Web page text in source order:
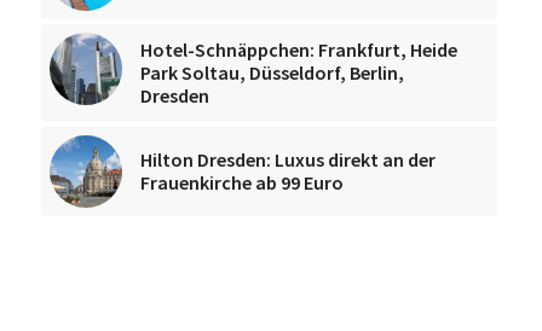
Hotel-Schnäppchen: Frankfurt, Heide
Park Soltau, Düsseldorf, Berlin,
Dresden
Hilton Dresden: Luxus direkt an der
Frauenkirche ab 99 Euro